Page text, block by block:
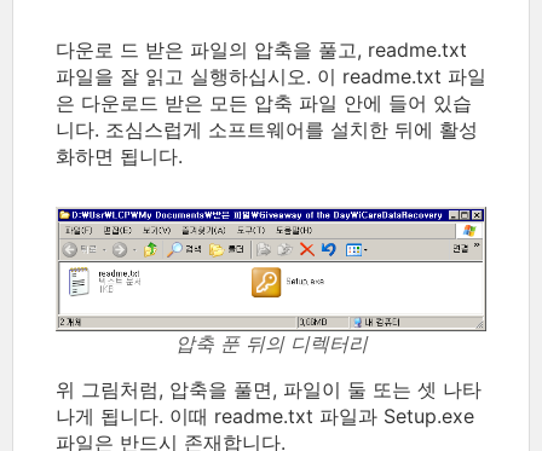
다운로 드 받은 파일의 압축을 풀고, readme.txt
파일을 잘 읽고 실행하십시오. 이 readme.txt 파일
은 다운로드 받은 모든 압축 파일 안에 들어 있습
니다. 조심스럽게 소프트웨어를 설치한 뒤에 활성
화하면 됩니다.
압축 푼 뒤의 디렉터리
위 그림처럼, 압축을 풀면, 파일이 둘 또는 셋 나타
나게 됩니다. 이때 readme.txt 파일과 Setup.exe
파일은 반드시 존재합니다.